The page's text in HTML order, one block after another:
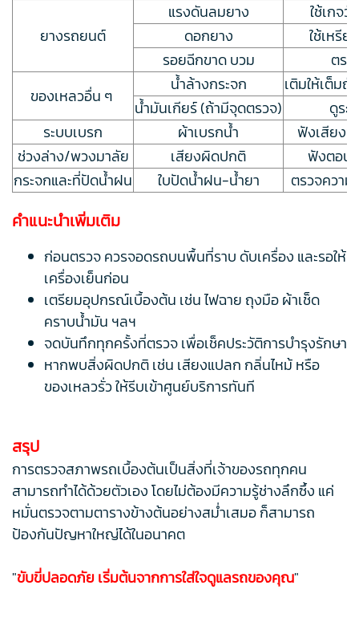
ยางรถยนต์
แรงดันลมยาง
ใช้เกจ
ดอกยาง
ใช้เหรี
รอยฉีกขาด บวม
ตรว
ของเหลวอื่น ๆ
น้ำล้างกระจก
เติมให้เต็มถั
น้ำมันเกียร์ (ถ้ามีจุดตรวจ)
ดูระ
ระบบเบรก
ผ้าเบรกน้ำ
ฟังเสียง
ช่วงล่าง/พวงมาลัย
เสียงผิดปกติ
ฟังตอน
กระจกและที่ปัดน้ำฝน
ใบปัดน้ำฝน-น้ำยา ตรวจควา
คำแนะนำเพิ่มเติม
ก่อนตรวจ ควรจอดรถบนพื้นที่ราบ ดับเครื่อง และรอให้
เครื่องเย็นก่อน
เตรียมอุปกรณ์เบื้องต้น เช่น ไฟฉาย ถุงมือ ผ้าเช็ด
คราบน้ำมัน ฯลฯ
จดบันทึกทุกครั้งที่ตรวจ เพื่อเช็คประวัติการบำรุงรักษา
หากพบสิ่งผิดปกติ เช่น เสียงแปลก กลิ่นไหม้ หรือ
ของเหลวรั่ว ให้รีบเข้าศูนย์บริการทันที
สรุป
การตรวจสภาพรถเบื้องต้นเป็นสิ่งที่เจ้าของรถทุกคน
สามารถทำได้ด้วยตัวเอง โดยไม่ต้องมีความรู้ช่างลึกซึ้ง แค่
หมั่นตรวจตามตารางข้างต้นอย่างสม่ำเสมอ ก็สามารถ
ป้องกันปัญหาใหญ่ได้ในอนาคต
"ขับขี่ปลอดภัย เริ่มต้นจากการใส่ใจดูแลรถของคุณ"